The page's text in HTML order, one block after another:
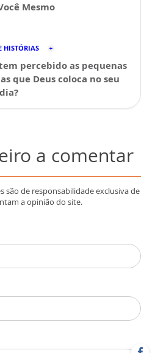
Mesmo
HISTÓRIAS
percebido as pequenas
que Deus coloca no seu
a comentar
são de responsabilidade exclusiva de
a opinião do site.